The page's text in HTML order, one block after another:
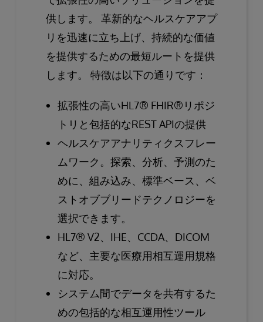
供します。 革新的なヘルスケアアプ
リを迅速に立ち上げ、持続的な価値
を提供するための最短ルートを提供
します。 特徴は以下の通りです：
拡張性の高いHL7® FHIR®リポジ
トリと包括的なREST APIの提供
ヘルスケアアナリティクスフレー
ムワーク。探索、分析、予測のた
めに、組み込み、標準ベース、ベ
ストオブブリードテクノロジーを
選択できます。
HL7® V2、IHE、CCDA、DICOM
など、主要な医療用相互運用規格
に対応。
システム間でデータを共有するた
めの包括的な相互運用性ツール